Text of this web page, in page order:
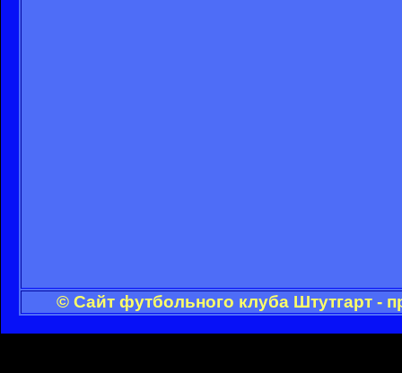
© Сайт футбольного клуба Штутгарт -